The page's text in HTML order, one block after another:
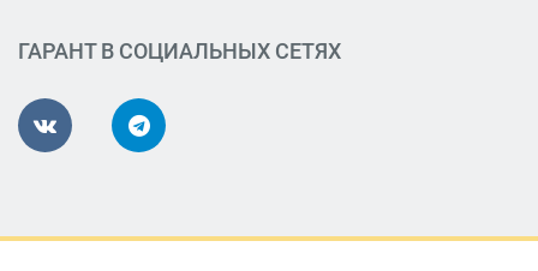
ГАРАНТ В СОЦИАЛЬНЫХ СЕТЯХ